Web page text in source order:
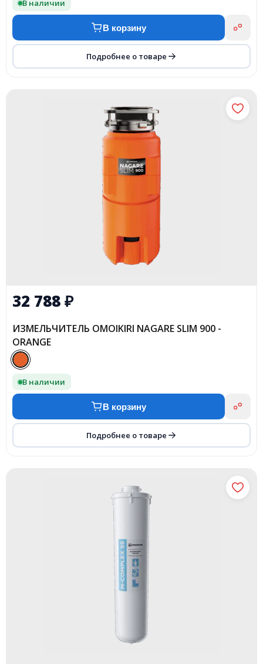
В наличии
В корзину
Подробнее о товаре
32 788₽
ИЗМЕЛЬЧИТЕЛЬ OMOIKIRI NAGARE SLIM 900 -
ORANGE
В наличии
В корзину
Подробнее о товаре